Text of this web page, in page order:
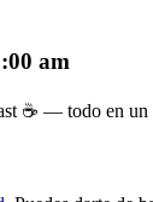
am
☕ — todo en